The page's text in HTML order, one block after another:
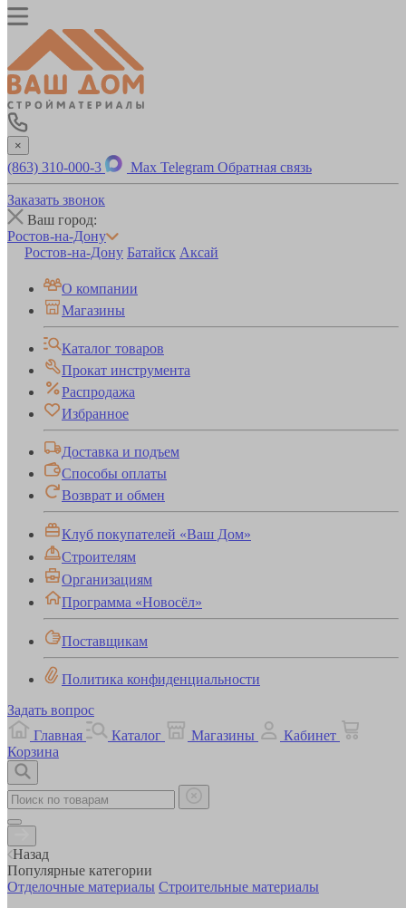
×
(863) 310-000-3 Max Telegram Обратная связь
Заказать звонок
Ваш город:
Ростов-на-Дону
Ростов-на-Дону Батайск Аксай
О компании
Магазины
Каталог товаров
Прокат инструмента
Распродажа
Избранное
Доставка и подъем
Способы оплаты
Возврат и обмен
Клуб покупателей «Ваш Дом»
Строителям
Организациям
Программа «Новосёл»
Поставщикам
Политика конфиденциальности
Задать вопрос
Главная
Каталог Магазины
Кабинет
Корзина
Назад
Популярные категории
Отделочные материалы Строительные материалы